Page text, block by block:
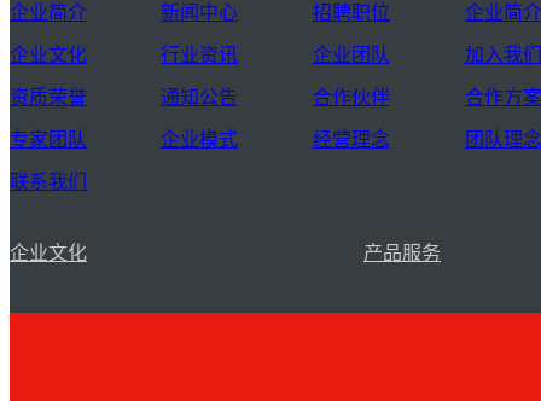
企业简介
企业文化
资质荣誉
专家团队
联系我们
新闻中心
行业资讯
通知公告
企业模式
招聘职位
企业团队
合作伙伴
经营理念
企业简介
加入我们
合作方案
团队理念
企业文化 产品服务